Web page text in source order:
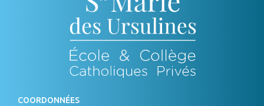
COORDONNÉES